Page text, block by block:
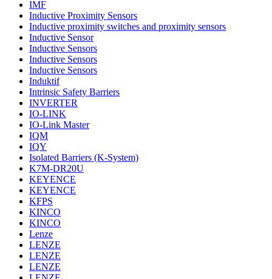
IMF
Inductive Proximity Sensors
Inductive proximity switches and proximity sensors
Inductive Sensor
Inductive Sensors
Inductive Sensors
Inductive Sensors
Induktif
Intrinsic Safety Barriers
INVERTER
IO-LINK
IO-Link Master
IQM
IQY
Isolated Barriers (K-System)
K7M-DR20U
KEYENCE
KEYENCE
KFPS
KINCO
KINCO
Lenze
LENZE
LENZE
LENZE